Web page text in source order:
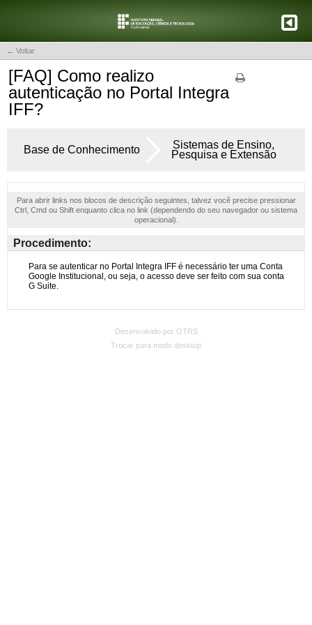
← Voltar
[FAQ] Como realizo
autenticação no Portal Integra
IFF?
Base de Conhecimento
Sistemas de Ensino,
Pesquisa e Extensão
Para abrir links nos blocos de descrição seguintes, talvez você precise pressionar
Ctrl, Cmd ou Shift enquanto clica no link (dependendo do seu navegador ou sistema
operacional).
Procedimento:
Desenvolvido por OTRS
Trocar para modo desktop